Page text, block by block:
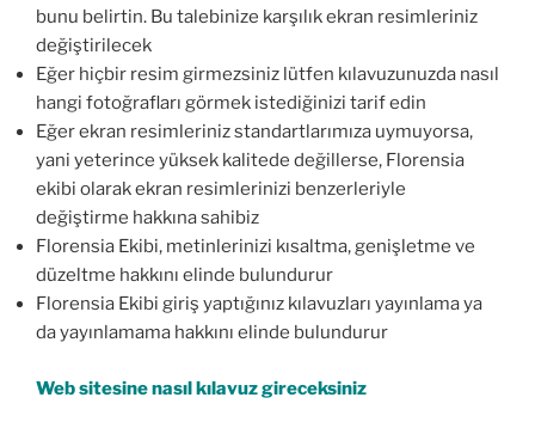
bunu belirtin. Bu talebinize karşılık ekran resimleriniz
değiştirilecek
Eğer hiçbir resim girmezsiniz lütfen kılavuzunuzda nasıl
hangi fotoğrafları görmek istediğinizi tarif edin
Eğer ekran resimleriniz standartlarımıza uymuyorsa,
yani yeterince yüksek kalitede değillerse, Florensia
ekibi olarak ekran resimlerinizi benzerleriyle
değiştirme hakkına sahibiz
Florensia Ekibi, metinlerinizi kısaltma, genişletme ve
düzeltme hakkını elinde bulundurur
Florensia Ekibi giriş yaptığınız kılavuzları yayınlama ya
da yayınlamama hakkını elinde bulundurur
Web sitesine nasıl kılavuz gireceksiniz